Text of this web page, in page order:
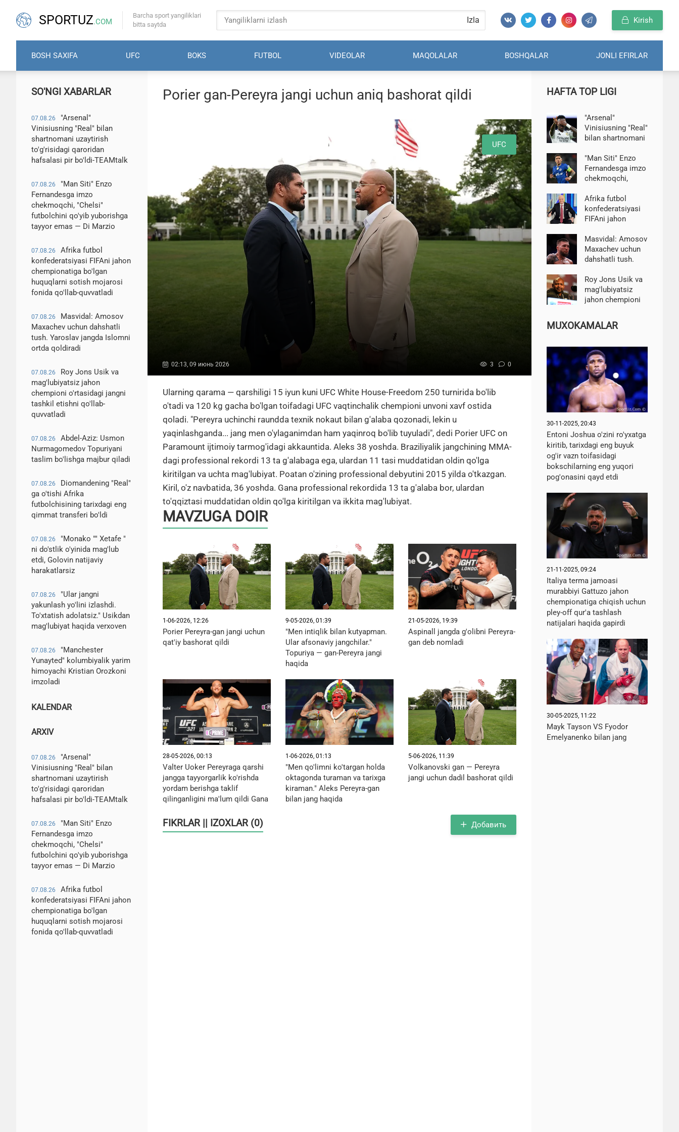
SPORTUZ.COM
Barcha sport yangiliklari
bitta saytda
Izla Kirish
BOSH SAXIFA UFC BOKS FUTBOL VIDEOLAR MAQOLALAR BOSHQALAR JONLI EFIRLAR
SO'NGI XABARLAR
07.08.26
"Arsenal"
Vinisiusning "Real" bilan
shartnomani uzaytirish
to'g'risidagi qaroridan
hafsalasi pir bo'ldi-TEAMtalk
07.08.26
"Man Siti" Enzo
Fernandesga imzo
chekmoqchi, "Chelsi"
futbolchini qo'yib yuborishga
tayyor emas — Di Marzio
07.08.26
Afrika futbol
konfederatsiyasi FIFAni jahon
chempionatiga bo'lgan
huquqlarni sotish mojarosi
fonida qo'llab-quvvatladi
07.08.26
Masvidal: Amosov
Maxachev uchun dahshatli
tush. Yaroslav jangda Islomni
ortda qoldiradi
07.08.26
Roy Jons Usik va
mag'lubiyatsiz jahon
chempioni o'rtasidagi jangni
tashkil etishni qo'llab-
quvvatladi
07.08.26
Abdel-Aziz: Usmon
Nurmagomedov Topuriyani
taslim bo'lishga majbur qiladi
07.08.26
Diomandening "Real"
ga o'tishi Afrika
futbolchisining tarixdagi eng
qimmat transferi bo'ldi
07.08.26
"Monako "" Xetafe "
ni do'stlik o'yinida mag'lub
etdi, Golovin natijaviy
harakatlarsiz
07.08.26
"Ular jangni
yakunlash yo'lini izlashdi.
To'xtatish adolatsiz." Usikdan
mag'lubiyat haqida verxoven
07.08.26
"Manchester
Yunayted" kolumbiyalik yarim
himoyachi Kristian Orozkoni
imzoladi
KALENDAR
ARXIV
07.08.26
"Arsenal"
Vinisiusning "Real" bilan
shartnomani uzaytirish
to'g'risidagi qaroridan
hafsalasi pir bo'ldi-TEAMtalk
07.08.26
"Man Siti" Enzo
Fernandesga imzo
chekmoqchi, "Chelsi"
futbolchini qo'yib yuborishga
tayyor emas — Di Marzio
07.08.26
Afrika futbol
konfederatsiyasi FIFAni jahon
chempionatiga bo'lgan
huquqlarni sotish mojarosi
fonida qo'llab-quvvatladi
Porier gan-Pereyra jangi uchun aniq bashorat qildi
UFC
02:13, 09 июнь 2026 3 0
Ularning qarama — qarshiligi 15 iyun kuni UFC White House-Freedom 250 turnirida bo'lib
o'tadi va 120 kg gacha bo'lgan toifadagi UFC vaqtinchalik chempioni unvoni xavf ostida
qoladi. "Pereyra uchinchi raundda texnik nokaut bilan g'alaba qozonadi, lekin u
yaqinlashganda... jang men o'ylaganimdan ham yaqinroq bo'lib tuyuladi", dedi Porier UFC on
Paramount ijtimoiy tarmog'idagi akkauntida. Aleks 38 yoshda. Braziliyalik jangchining MMA-
dagi professional rekordi 13 ta g'alabaga ega, ulardan 11 tasi muddatidan oldin qo'lga
kiritilgan va uchta mag'lubiyat. Poatan o'zining professional debyutini 2015 yilda o'tkazgan.
Kiril, o'z navbatida, 36 yoshda. Gana professional rekordida 13 ta g'alaba bor, ulardan
to'qqiztasi muddatidan oldin qo'lga kiritilgan va ikkita mag'lubiyat.
MAVZUGA DOIR
1-06-2026, 12:26
Porier Pereyra-gan jangi uchun
qat'iy bashorat qildi
9-05-2026, 01:39
"Men intiqlik bilan kutyapman.
Ular afsonaviy jangchilar."
Topuriya — gan-Pereyra jangi
haqida
21-05-2026, 19:39
Aspinall jangda g'olibni Pereyra-
gan deb nomladi
28-05-2026, 00:13
Valter Uoker Pereyraga qarshi
jangga tayyorgarlik ko'rishda
yordam berishga taklif
qilinganligini ma'lum qildi Gana
1-06-2026, 01:13
"Men qo'limni ko'targan holda
oktagonda turaman va tarixga
kiraman." Aleks Pereyra-gan
bilan jang haqida
5-06-2026, 11:39
Volkanovski gan — Pereyra
jangi uchun dadil bashorat qildi
FIKRLAR || IZOXLAR (0) Добавить
HAFTA TOP LIGI
"Arsenal"
Vinisiusning "Real"
bilan shartnomani
to'g'risidagi
qaroridan
hafsalasi pir bo'ldi-
"Man Siti" Enzo
Fernandesga imzo
chekmoqchi,
futbolchini qo'yib
yuborishga tayyor
emas — Di Marzio
Afrika futbol
konfederatsiyasi
FIFAni jahon
bo'lgan huquqlarni
sotish mojarosi
fonida qo'llab-
Masvidal: Amosov
Maxachev uchun
dahshatli tush.
Islomni ortda
qoldiradi
Roy Jons Usik va
mag'lubiyatsiz
jahon chempioni
tashkil etishni
qo'llab-quvvatladi
MUXOKAMALAR
30-11-2025, 20:43
Entoni Joshua o'zini ro'yxatga
kiritib, tarixdagi eng buyuk
og'ir vazn toifasidagi
bokschilarning eng yuqori
pog'onasini qayd etdi
21-11-2025, 09:24
Italiya terma jamoasi
murabbiyi Gattuzo jahon
chempionatiga chiqish uchun
pley-off qur'a tashlash
natijalari haqida gapirdi
30-05-2025, 11:22
Mayk Tayson VS Fyodor
Emelyanenko bilan jang